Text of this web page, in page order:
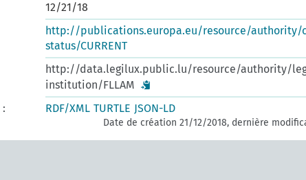
12/21/18
http://publications.europa.eu/resource/authority/
status/CURRENT
http://data.legilux.public.lu/resource/authority/
institution/FLLAM
RDF/XML TURTLE JSON-LD
Date de création 21/12/2018, dernière